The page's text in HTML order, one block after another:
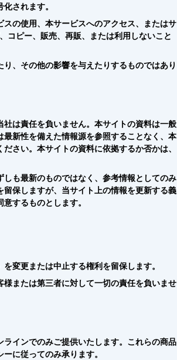
されます。
の使用、本サービスへのアクセス、またはサ
コピー、販売、再販、または利用しないこと
、その他の影響を与えたりするものではあり
は責任を負いません。本サイトの資料は一般
新性を備えた情報源を参照することなく、本
さい。本サイトの資料に依拠するか否かは、
も最新のものではなく、参考情報としてのみ
保しますが、当サイト上の情報を更新する義
するものとします。
変更または中止する権利を留保します。
または第三者に対して一切の責任を負いませ
インでのみご提供いたします。これらの商品
に従ってのみ承ります。